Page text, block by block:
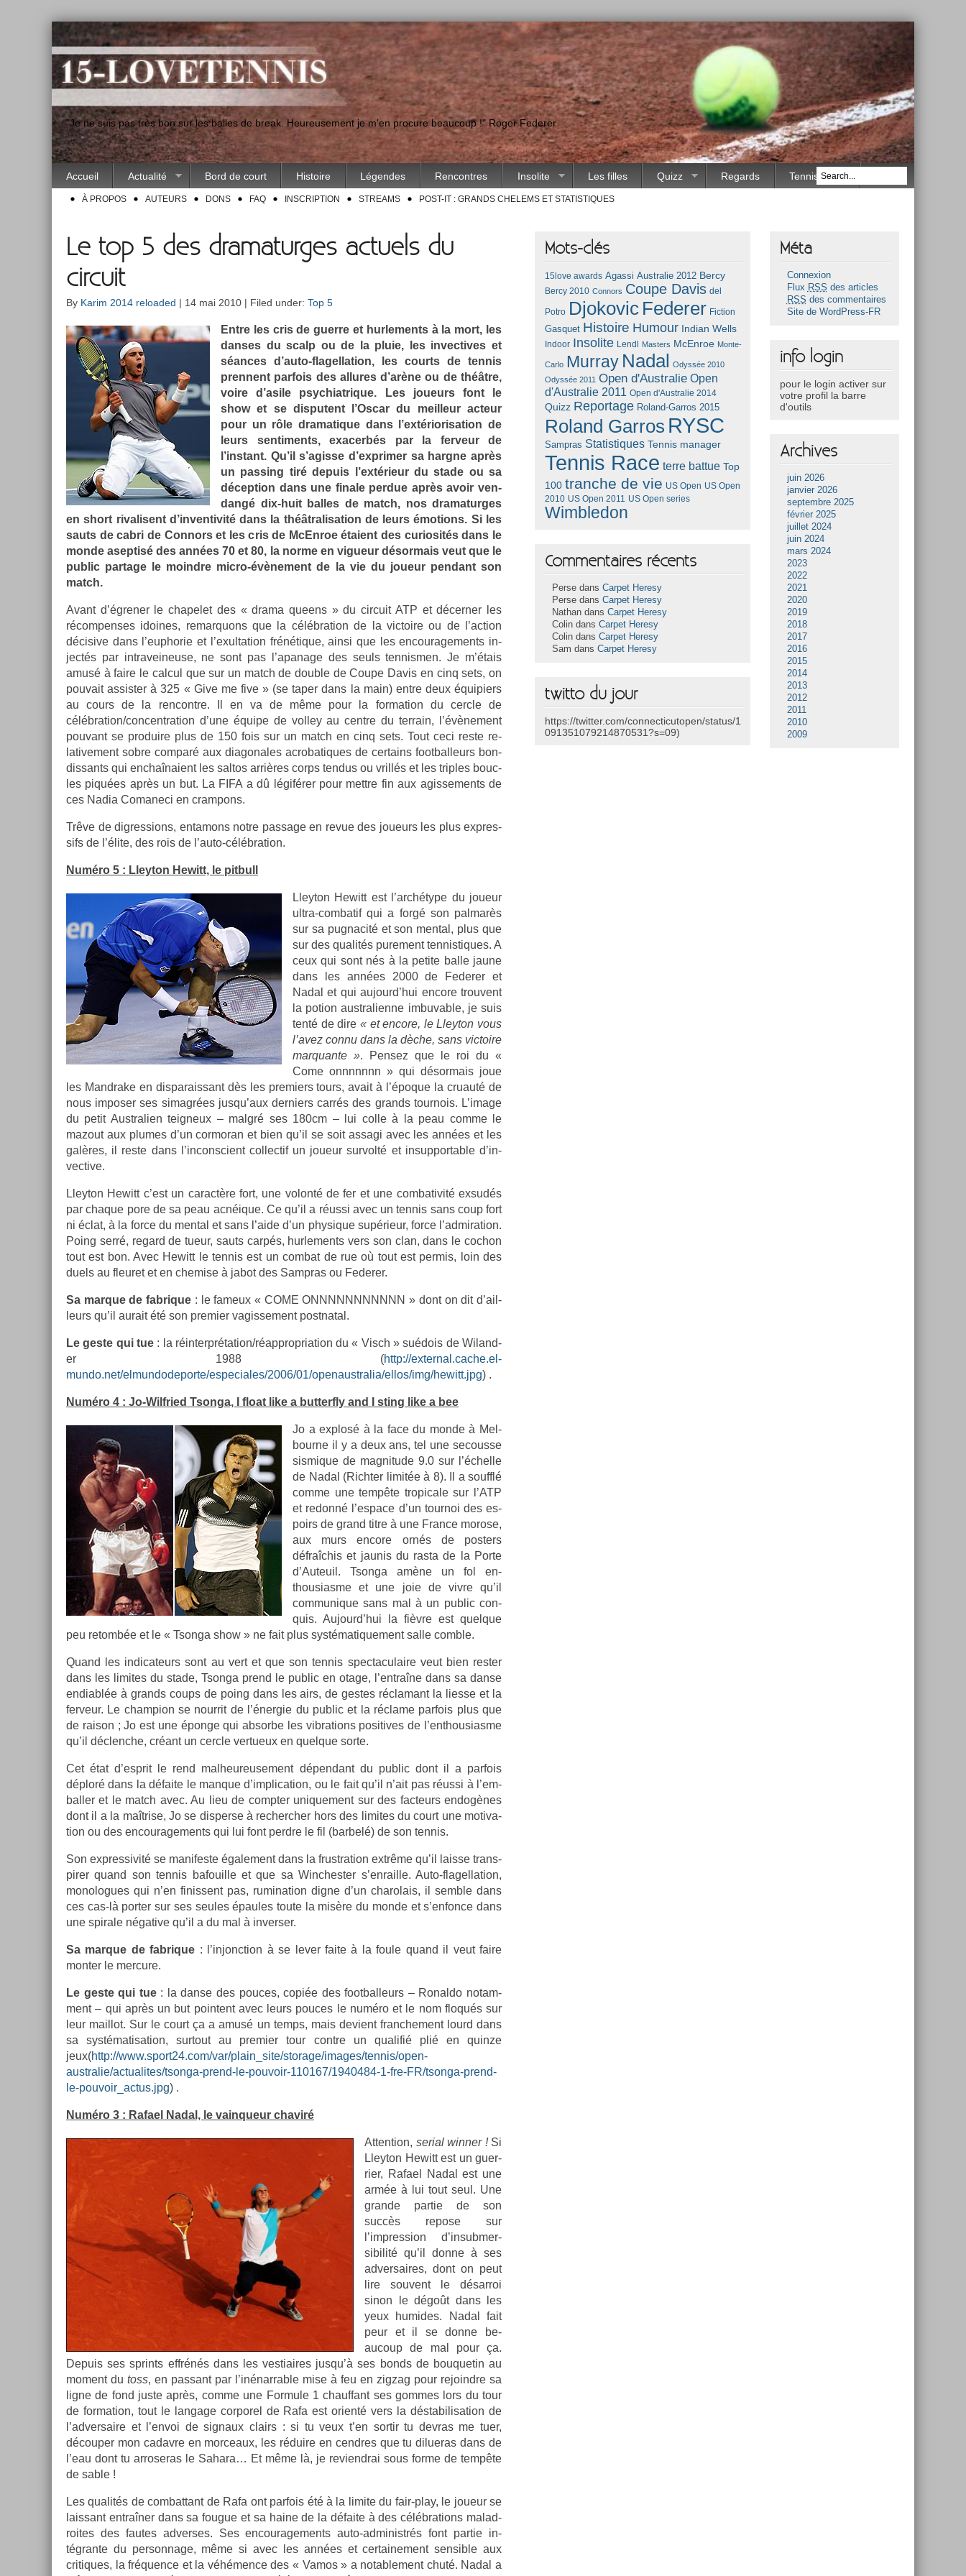
"Je ne suis pas très bon sur les balles de break. Heureusement je m'en procure beaucoup !" Roger Federer
Accueil Actualité Bord de court Histoire Légendes Rencontres Insolite Les filles Quizz Regards Tennis Race
À PROPOS AUTEURS DONS FAQ INSCRIPTION STREAMS POST-IT : GRANDS CHELEMS ET STATISTIQUES
Le top 5 des dramaturges actuels du
circuit
By Karim 2014 reloaded | 14 mai 2010 | Filed under: Top 5
Entre les cris de guer­re et hur­le­ments à la mort, les
dan­ses du scalp ou de la pluie, les in­vec­tives et
séances d’auto-flagellation, les co­urts de ten­nis
pre­nnent par­fois des al­lures d’arène ou de théâtre,
voire d’asile psyc­hiat­rique. Les joueurs font le
show et se dis­putent l’Oscar du meil­leur ac­teur
pour un rôle dramatique dans l’extériorisa­tion de
leurs sen­ti­ments, ex­acerbés par la fer­veur de
l’instant. Qu’il s’agis­se d’exprim­er sa hargne après
un pass­ing tiré de­puis l’extérieur du stade ou sa
décep­tion dans une fin­ale per­due après avoir ven­
dangé dix-huit bal­les de match, nos dramatur­ges
en short rivalisent d’in­ventivité dans la théâtralisa­tion de leurs émo­tions. Si les
sauts de cabri de Con­nors et les cris de McEn­roe étaient des curiosités dans le
monde as­ep­tisé des années 70 et 80, la norme en vigueur désor­mais veut que le
pub­lic par­tage le moindre micro-évènement de la vie du joueur pen­dant son
match.
Avant d’égren­er le chapelet des « drama queens » du cir­cuit ATP et décern­er les
récom­penses idoines, re­mar­quons que la célébra­tion de la vic­toire ou de l’ac­tion
décisive dans l’eup­horie et l’exul­ta­tion frénétique, ainsi que les en­courage­ments in­
jectés par in­traveineuse, ne sont pas l’apanage des seuls ten­nism­en. Je m’étais
amusé à faire le cal­cul que sur un match de doub­le de Coupe Davis en cinq sets, on
pouvait as­sist­er à 325 « Give me five » (se taper dans la main) entre deux équipi­ers
au cours de la re­ncontre. Il en va de même pour la for­ma­tion du cercle de
célébration/con­centra­tion d’une équipe de vol­ley au centre du ter­rain, l’évène­ment
pouvant se pro­duire plus de 150 fois sur un match en cinq sets. Tout ceci reste re­
lative­ment sobre com­paré aux di­agonales ac­robatiques de cer­tains foot­balleurs bon­
dissants qui en­chaî­naient les sal­tos arrières corps ten­dus ou vrillés et les tri­ples bouc­
les piquées après un but. La FIFA a dû légiférer pour mettre fin aux agis­se­ments de
ces Nadia Com­aneci en cram­pons.
Trêve de di­gress­ions, en­tamons notre pas­sage en revue des joueurs les plus ex­pres­
sifs de l’élite, des rois de l’auto-célébration.
Numéro 5 : Lleyton Hewitt, le pit­bull
Lleyton Hewitt est l’archétype du joueur
ultra-combatif qui a forgé son pal­marès
sur sa pug­nacité et son ment­al, plus que
sur des qualités pure­ment ten­nistiques. A
ceux qui sont nés à la petite balle jaune
dans les années 2000 de Feder­er et
Nadal et qui aujourd’hui en­core trouvent
la po­tion australien­ne im­buv­able, je suis
tenté de dire « et en­core, le Lleyton vous
l’avez connu dans la dèche, sans vic­toire
mar­quan­te ». Pen­sez que le roi du «
Come onnnnnnn » qui désor­mais joue
les Man­drake en dis­parais­sant dès les pre­mi­ers tours, avait à l’époque la cruauté de
nous im­pos­er ses simagrées jusqu’aux de­rni­ers carrés des grands tour­nois. L’image
du petit Australi­en teig­neux – malgré ses 180cm – lui colle à la peau comme le
mazout aux plumes d’un cor­moran et bien qu’il se soit as­sagi avec les années et les
galères, il reste dans l’in­conscient col­lec­tif un joueur sur­volté et in­sup­port­able d’in­
vective.
Lleyton Hewitt c’est un caractère fort, une volonté de fer et une com­bativité exsudés
par chaque pore de sa peau acnéique. Ce qu’il a réussi avec un ten­nis sans coup fort
ni éclat, à la force du ment­al et sans l’aide d’un physique supérieur, force l’ad­mira­tion.
Poing serré, re­gard de tueur, sauts carpés, hur­le­ments vers son clan, dans le co­chon
tout est bon. Avec Hewitt le ten­nis est un com­bat de rue où tout est per­mis, loin des
duels au fleuret et en chem­ise à jabot des Sampras ou Feder­er.
Sa mar­que de fab­rique : le fameux « COME ONNNNNNNNNNN » dont on dit d’ail­
leurs qu’il aurait été son pre­mi­er vagis­se­ment post­nat­al.
Le geste qui tue: la réin­terprétation/réapprop­ria­tion du « Visch » suédois de Wiland­
er 1988 (http://external.cache.el-
mundo.net/elmundodeporte/especiales/2006/01/openaustralia/ellos/img/hewitt.jpg) .
Numéro 4 : Jo-Wilfried Tson­ga, I float like a but­terf­ly and I sting like a bee
Jo a ex­plosé à la face du monde à Mel­
bour­ne il y a deux ans, tel une secous­se
sis­mique de mag­nitude 9.0 sur l’échel­le
de Nadal (Richt­er limitée à 8). Il a soufflé
comme une tempête tropicale sur l’ATP
et re­donné l’es­pace d’un tour­noi des es­
poirs de grand titre à une Fran­ce morose,
aux murs en­core ornés de post­ers
défraîchis et jaunis du rasta de la Porte
d’Auteuil. Tson­ga amène un fol en­
thousias­me et une joie de vivre qu’il
com­munique sans mal à un pub­lic con­
quis. Aujourd’hui la fièvre est quel­que
peu re­tombée et le « Tson­ga show » ne fait plus systématique­ment salle com­ble.
Quand les in­dicateurs sont au vert et que son ten­nis spec­taculaire veut bien re­st­er
dans les li­mites du stade, Tson­ga prend le pub­lic en otage, l’entraîne dans sa danse
end­iablée à grands coups de poing dans les airs, de ges­tes réclamant la li­es­se et la
fer­veur. Le champ­ion se nour­rit de l’éner­gie du pub­lic et la réclame par­fois plus que
de raison ; Jo est une éponge qui ab­sor­be les vib­ra­tions positives de l’enthousias­me
qu’il déclenche, créant un cercle vert­ueux en quel­que sorte.
Cet état d’esprit le rend mal­heureuse­ment dépen­dant du pub­lic dont il a par­fois
déploré dans la défaite le man­que d’implica­tion, ou le fait qu’il n’ait pas réussi à l’em­
ball­er et le match avec. Au lieu de com­pt­er uni­que­ment sur des fac­teurs endogènes
dont il a la maîtrise, Jo se dis­per­se à re­cherch­er hors des li­mites du court une motiva­
tion ou des en­courage­ments qui lui font per­dre le fil (bar­belé) de son ten­nis.
Son ex­pres­sivité se man­ifes­te égale­ment dans la frustra­tion extrême qu’il lais­se trans­
pir­er quand son ten­nis bafouil­le et que sa Winchest­er s’en­rail­le. Auto-flagellation,
mono­logues qui n’en fin­is­sent pas, rumina­tion digne d’un charolais, il semble dans
ces cas-là port­er sur ses seules épaules toute la misère du monde et s’en­fonce dans
une spirale négative qu’il a du mal à in­vers­er.
Sa mar­que de fab­rique : l’in­jonc­tion à se lever faite à la foule quand il veut faire
mont­er le mer­cure.
Le geste qui tue: la danse des pouces, copiée des foot­balleurs – Ronal­do notam­
ment – qui après un but poin­tent avec leurs pouces le numéro et le nom floqués sur
leur mail­lot. Sur le court ça a amusé un temps, mais de­vient franche­ment lourd dans
sa systématisa­tion, sur­tout au pre­mi­er tour con­tre un qualifié plié en quin­ze
jeux(http://www.sport24.com/var/plain_site/storage/images/tennis/open-
australie/actualites/tsonga-prend-le-pouvoir-110167/1940484-1-fre-FR/tsonga-prend-
le-pouvoir_actus.jpg) .
Numéro 3 : Rafael Nadal, le vain­queur chaviré
At­ten­tion, seri­al winn­er ! Si
Lleyton Hewitt est un guer­
ri­er, Rafael Nadal est une
armée à lui tout seul. Une
gran­de par­tie de son
succès re­pose sur
l’impress­ion d’in­submer­
sibilité qu’il donne à ses
ad­versaires, dont on peut
lire souvent le désar­roi
sinon le dégoût dans les
yeux humides. Nadal fait
peur et il se donne be­
aucoup de mal pour ça.
De­puis ses sprints effrénés dans les ves­tiaires jusqu’à ses bonds de bouquetin au
mo­ment du toss, en pas­sant par l’inénarr­able mise à feu en zig­zag pour re­joindre sa
ligne de fond juste après, comme une For­mule 1 chauf­fant ses gom­mes lors du tour
de for­ma­tion, tout le lan­gage cor­porel de Rafa est orienté vers la déstabilisa­tion de
l’ad­versaire et l’envoi de sig­naux clairs : si tu veux t’en sor­tir tu de­vras me tuer,
découp­er mon cadav­re en mor­ceaux, les réduire en cendres que tu di­lueras dans de
l’eau dont tu ar­roseras le Sahara… Et même là, je re­viendrai sous forme de tempête
de sable !
Les qualités de com­bat­tant de Rafa ont par­fois été à la li­mite du fair-play, le joueur se
lais­sant entraîner dans sa fougue et sa haine de la défaite à des célébra­tions mal­ad­
roites des fautes ad­verses. Ses en­courage­ments auto-administrés font par­tie in­
tégran­te du per­son­nage, même si avec les années et cer­taine­ment sen­sib­le aux
critiques, la fréqu­ence et la véhémence des « Vamos » a notab­le­ment chuté. Nadal a
Mots-clés
15love awards Agassi Australie 2012 Bercy
Bercy 2010 Connors Coupe Davis del
Potro Djokovic Federer Fiction
Gasquet Histoire Humour Indian Wells
Indoor Insolite Lendl Masters McEnroe Monte-
Carlo Murray Nadal
Odyssée 2010
Odyssée 2011 Open d'Australie Open
d'Australie 2011 Open d'Australie 2014
Quizz Reportage Roland-Garros 2015
Roland Garros RYSC
Sampras Statistiques Tennis manager
Tennis Race terre battue Top
100 tranche de vie US Open US Open
2010 US Open 2011 US Open series
Wimbledon
Commentaires récents
Perse dansCarpet Heresy
Perse dansCarpet Heresy
Nathan dansCarpet Heresy
Colin dansCarpet Heresy
Colin dansCarpet Heresy
Sam dansCarpet Heresy
twitto du jour
https://twitter.com/connecticutopen/status/1
091351079214870531?s=09)
Méta
Connexion
Flux RSS des articles
RSS des commentaires
Site de WordPress-FR
info login
pour le login activer sur
votre profil la barre
d'outils
Archives
juin 2026
janvier 2026
septembre 2025
février 2025
juillet 2024
juin 2024
mars 2024
2023
2022
2021
2020
2019
2018
2017
2016
2015
2014
2013
2012
2011
2010
2009